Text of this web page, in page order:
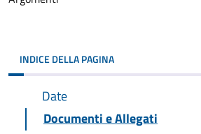
INDICE DELLA PAGINA
Date
Documenti e Allegati